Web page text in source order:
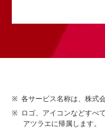
各サービス名称は、株式
ロゴ、アイコンなどすべ
アツラエに帰属します。